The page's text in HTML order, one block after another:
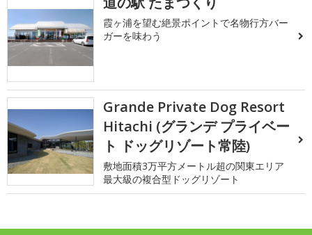
霞ヶ浦を望む絶景ポイントで名物行方バー
ガーを味わう
Grande Private Dog Resort
Hitachi (グランデ プライベー
ト ドッグリゾート常陸)
敷地面積3万平方メートル超の関東エリア
最大級の複合型ドッグリゾート